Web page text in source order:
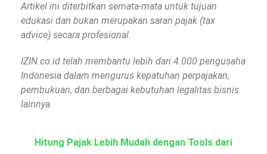
Artikel ini diterbitkan semata-mata untuk tujuan
edukasi dan bukan merupakan saran pajak (tax
advice) secara profesional.
IZIN.co.id telah membantu lebih dari 4.000 pengusaha
Indonesia dalam mengurus kepatuhan perpajakan,
pembukuan, dan berbagai kebutuhan legalitas bisnis
lainnya
Hitung Pajak Lebih Mudah dengan Tools dari